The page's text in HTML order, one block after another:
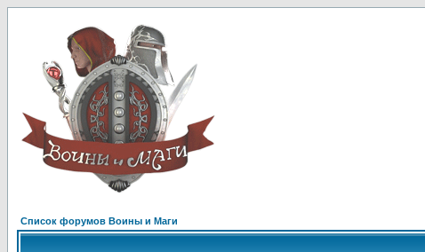
Список форумов Воины и Маги